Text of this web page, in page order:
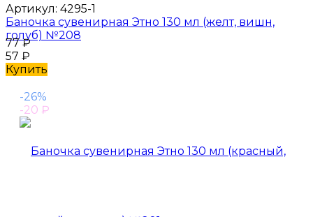
Артикул: 4295-1
Баночка сувенирная Этно 130 мл (желт, вишн,
голуб) №208
77₽
57 ₽
Купить
-26%
-20 ₽